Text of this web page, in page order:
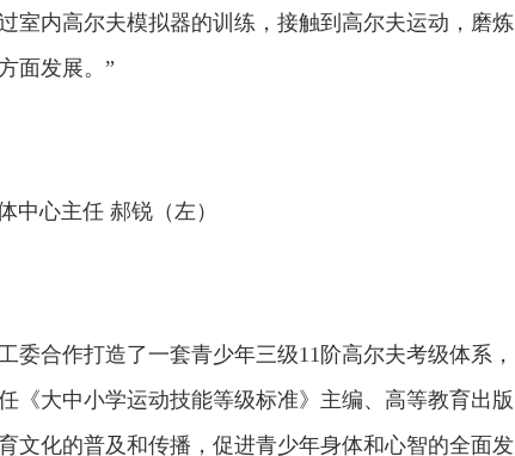
室内高尔夫模拟器的训练，接触到高尔夫运动，磨炼
面发展。”
中心主任 郝锐（左）
合作打造了一套青少年三级11阶高尔夫考级体系，
《大中小学运动技能等级标准》主编、高等教育出版
文化的普及和传播，促进青少年身体和心智的全面发